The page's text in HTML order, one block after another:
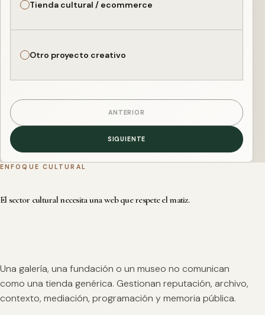
Tienda cultural / ecommerce
Otro proyecto creativo
ANTERIOR
SIGUIENTE
ENFOQUE CULTURAL
El sector cultural necesita una web que respete el matiz.
Una galería, una fundación o un museo no comunican
como una tienda genérica. Gestionan reputación, archivo,
contexto, mediación, programación y memoria pública.